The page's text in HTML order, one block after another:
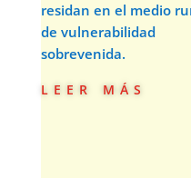
residan en el medio
de vulnerabilidad
sobrevenida.
leer más